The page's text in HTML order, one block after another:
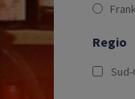
Regio